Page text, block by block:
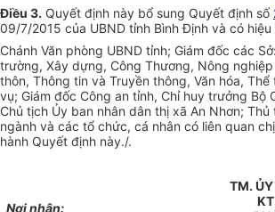
Điều 3. Quyết định này bổ sung Quyết định số
09/7/2015 của UBND tỉnh Bình Định và có
Chánh Văn phòng UBND tỉnh; Giám đốc các
trường, Xây dựng, Công Thương, Nông
thôn, Thông tin và Truyền thông, Văn hóa,
vụ; Giám đốc Công an tỉnh, Chỉ huy trưởng Bộ
Chủ tịch Ủy ban nhân dân thị xã An Nhơn;
ngành và các tổ chức, cá nhân có liên quan
hành Quyết định này./.
Nơi nhận:
TM. ỦY